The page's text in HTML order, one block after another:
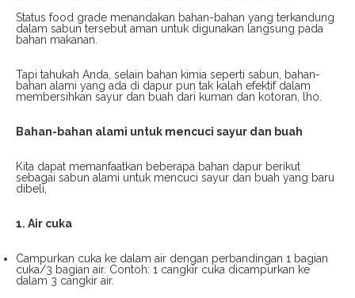
Status food grade menandakan bahan-bahan yang terkandung
dalam sabun tersebut aman untuk digunakan langsung pada
bahan makanan.
Tapi tahukah Anda, selain bahan kimia seperti sabun, bahan-
bahan alami yang ada di dapur pun tak kalah efektif dalam
membersihkan sayur dan buah dari kuman dan kotoran, lho.
Bahan-bahan alami untuk mencuci sayur dan buah
Kita dapat memanfaatkan beberapa bahan dapur berikut
sebagai sabun alami untuk mencuci sayur dan buah yang baru
dibeli,
1. Air cuka
Campurkan cuka ke dalam air dengan perbandingan 1 bagian
cuka/3 bagian air. Contoh: 1 cangkir cuka dicampurkan ke
dalam 3 cangkir air.